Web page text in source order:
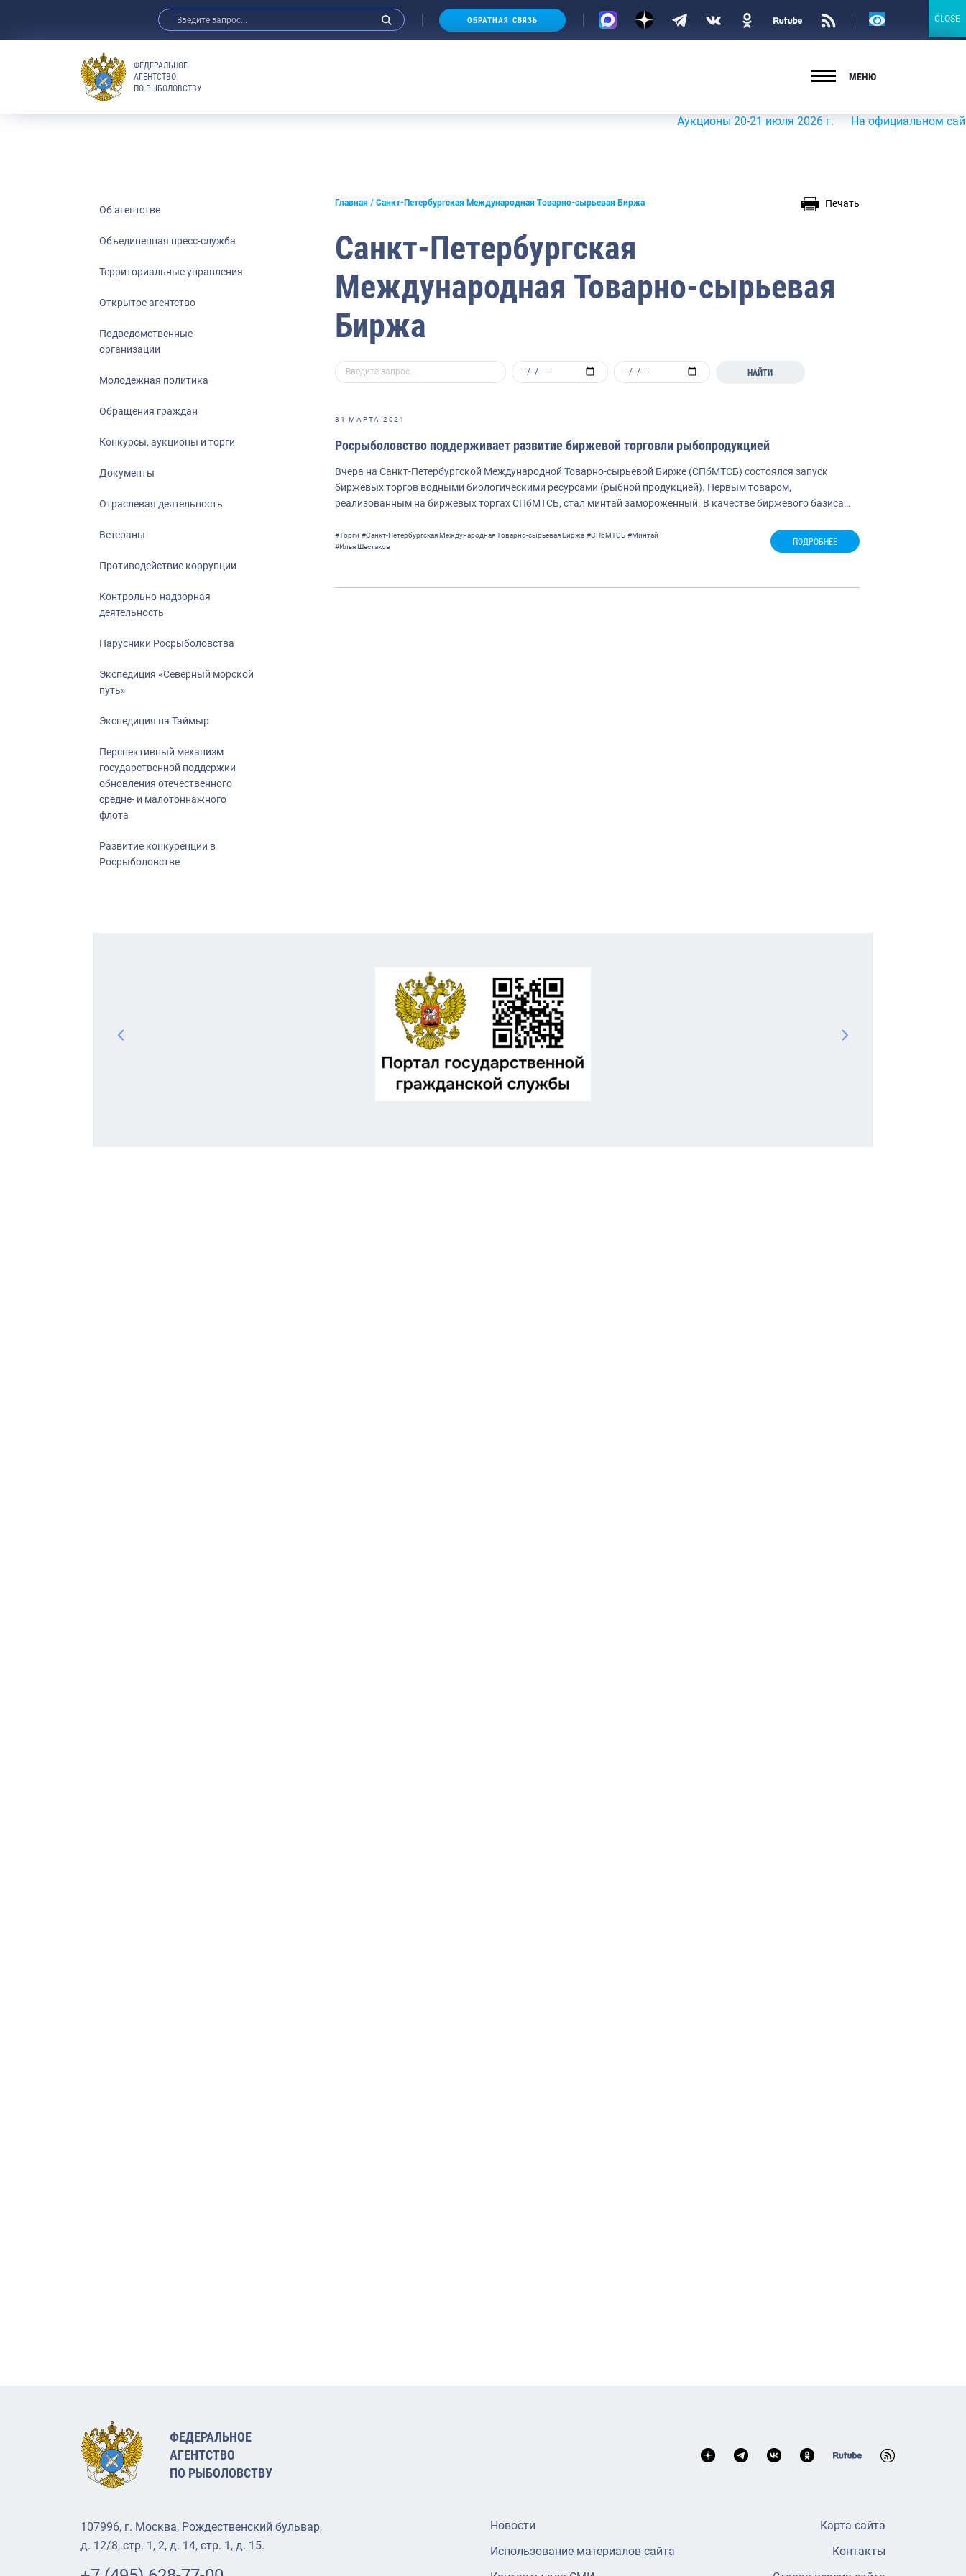
ОБРАТНАЯ СВЯЗЬ
Версия
ФЕДЕРАЛЬНОЕ
АГЕНТСТВО
ПО РЫБОЛОВСТВУ
МЕНЮ
Аукционы 20-21 июля 2026 г. На официальном сайте
Об агентстве
Объединенная пресс-служба
Территориальные управления
Открытое агентство
Подведомственные
организации
Молодежная политика
Обращения граждан
Конкурсы, аукционы и торги
Документы
Отраслевая деятельность
Ветераны
Противодействие коррупции
Контрольно-надзорная
деятельность
Парусники Росрыболовства
Экспедиция «Северный морской
путь»
Экспедиция на Таймыр
Перспективный механизм
государственной поддержки
обновления отечественного
средне- и малотоннажного
флота
Развитие конкуренции в
Росрыболовстве
Главная Санкт-Петербургская Международная Товарно-сырьевая Биржа Печать
Санкт-Петербургская
Международная Товарно-сырьевая
Биржа
НАЙТИ
31 МАРТА 2021
Росрыболовство поддерживает развитие биржевой торговли рыбопродукцией
Вчера на Санкт-Петербургской Международной Товарно-сырьевой Бирже (СПбМТСБ) состоялся запуск
биржевых торгов водными биологическими ресурсами (рыбной продукцией). Первым товаром,
реализованным на биржевых торгах СПбМТСБ, стал минтай замороженный. В качестве биржевого базиса…
#Торги #Санкт-Петербургская Международная Товарно-сырьевая Биржа #СПбМТСБ #Минтай
#Илья Шестаков
ПОДРОБНЕЕ
ФЕДЕРАЛЬНОЕ
АГЕНТСТВО
ПО РЫБОЛОВСТВУ
107996, г. Москва, Рождественский бульвар,
д. 12/8, стр. 1, 2, д. 14, стр. 1, д. 15.
Новости
Использование материалов сайта
Карта сайта
Контакты
CLOSE
CLOSE